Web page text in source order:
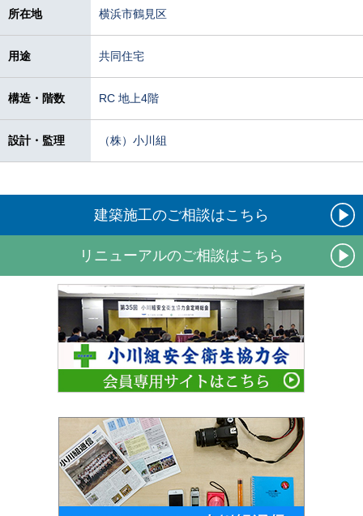
所在地 横浜市鶴見区
用途 共同住宅
構造・階数 RC 地上4階
設計・監理 （株）小川組
建築施工のご相談はこちら
リニューアルのご相談はこちら